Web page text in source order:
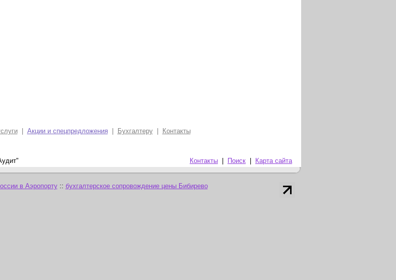
Акции и спецпредложения Бухгалтеру Контакты
Контакты Поиск Карта сайта
в Аэропорту:: бухгалтерское сопровождение цены Бибирево